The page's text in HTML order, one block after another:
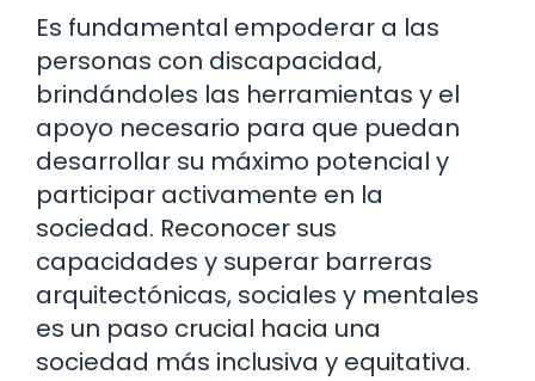
Es fundamental empoderar a las
personas con discapacidad,
brindándoles las herramientas y el
apoyo necesario para que puedan
desarrollar su máximo potencial y
participar activamente en la
sociedad. Reconocer sus
capacidades y superar barreras
arquitectónicas, sociales y mentales
es un paso crucial hacia una
sociedad más inclusiva y equitativa.